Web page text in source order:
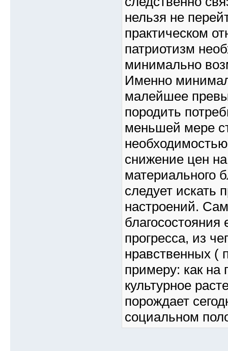
нельзя не
практическом
патриотизм
минимально
Именно
малейшее
породить
меньшей мере
снижение цен
материального
следует искать
настроений.
прогресса, из
нравственных (
примеру: как
культурное
порождает
социальном